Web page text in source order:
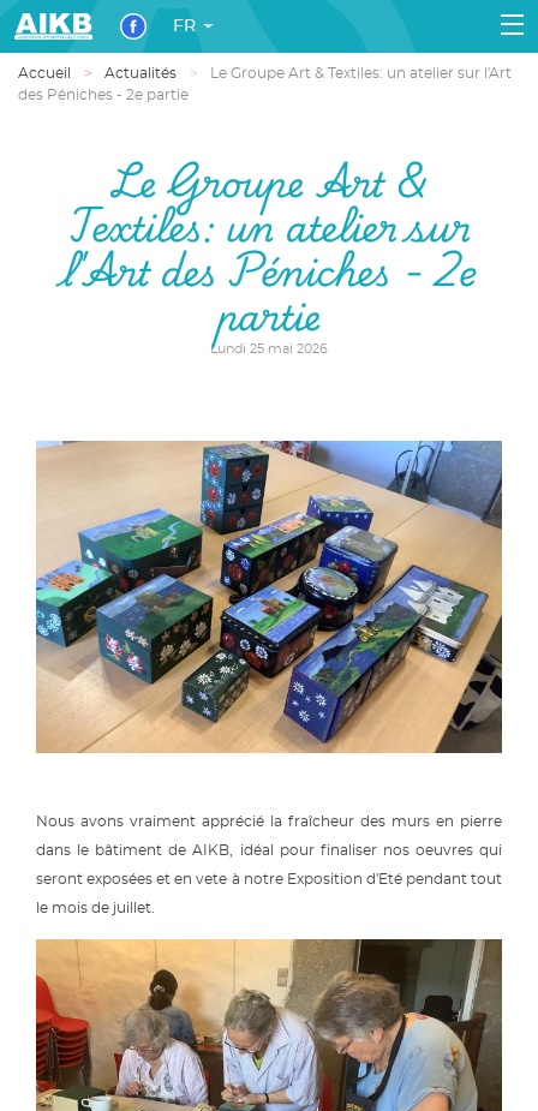
FR
Accueil Actualités
Le Groupe Art & Textiles: un atelier sur l'Art
des Péniches - 2e partie
Le Groupe Art &
Textiles: un atelier sur
l'Art des Péniches - 2e
partie
Lundi 25 mai 2026
Nous avons vraiment apprécié la fraîcheur des murs en pierre
dans le bâtiment de AIKB, idéal pour finaliser nos oeuvres qui
seront exposées et en vete à notre Exposition d'Eté pendant tout
le mois de juillet.